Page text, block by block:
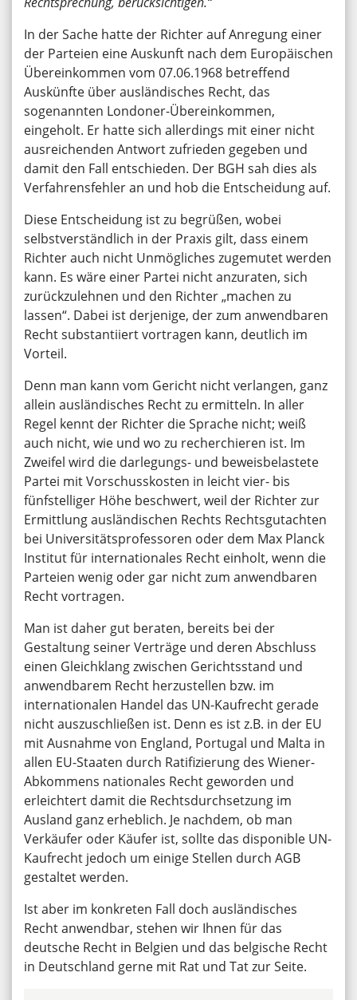
In der Sache hatte der Richter auf Anregung einer
der Parteien eine Auskunft nach dem Europäischen
Übereinkommen vom 07.06.1968 betreffend
Auskünfte über ausländisches Recht, das
sogenannten Londoner-Übereinkommen,
eingeholt. Er hatte sich allerdings mit einer nicht
ausreichenden Antwort zufrieden gegeben und
damit den Fall entschieden. Der BGH sah dies als
Verfahrensfehler an und hob die Entscheidung auf.
Diese Entscheidung ist zu begrüßen, wobei
selbstverständlich in der Praxis gilt, dass einem
Richter auch nicht Unmögliches zugemutet werden
kann. Es wäre einer Partei nicht anzuraten, sich
zurückzulehnen und den Richter „machen zu
lassen“. Dabei ist derjenige, der zum anwendbaren
Recht substantiiert vortragen kann, deutlich im
Vorteil.
Denn man kann vom Gericht nicht verlangen, ganz
allein ausländisches Recht zu ermitteln. In aller
Regel kennt der Richter die Sprache nicht; weiß
auch nicht, wie und wo zu recherchieren ist. Im
Zweifel wird die darlegungs- und beweisbelastete
Partei mit Vorschusskosten in leicht vier- bis
fünfstelliger Höhe beschwert, weil der Richter zur
Ermittlung ausländischen Rechts Rechtsgutachten
bei Universitätsprofessoren oder dem Max Planck
Institut für internationales Recht einholt, wenn die
Parteien wenig oder gar nicht zum anwendbaren
Recht vortragen.
Man ist daher gut beraten, bereits bei der
Gestaltung seiner Verträge und deren Abschluss
einen Gleichklang zwischen Gerichtsstand und
anwendbarem Recht herzustellen bzw. im
internationalen Handel das UN-Kaufrecht gerade
nicht auszuschließen ist. Denn es ist z.B. in der EU
mit Ausnahme von England, Portugal und Malta in
allen EU-Staaten durch Ratifizierung des Wiener-
Abkommens nationales Recht geworden und
erleichtert damit die Rechtsdurchsetzung im
Ausland ganz erheblich. Je nachdem, ob man
Verkäufer oder Käufer ist, sollte das disponible UN-
Kaufrecht jedoch um einige Stellen durch AGB
gestaltet werden.
Ist aber im konkreten Fall doch ausländisches
Recht anwendbar, stehen wir Ihnen für das
deutsche Recht in Belgien und das belgische Recht
in Deutschland gerne mit Rat und Tat zur Seite.